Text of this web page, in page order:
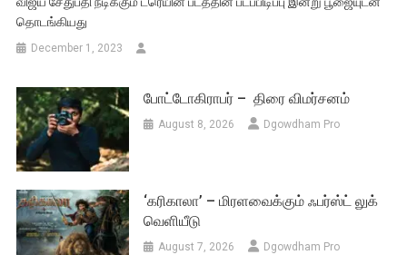
‘கரிகாலா’ – மிரளவைக்கும் ஃபர்ஸ்ட் லுக்
August 7, 2026 Dgowdham Pro
August 7, 2026 Dgowdham Pro